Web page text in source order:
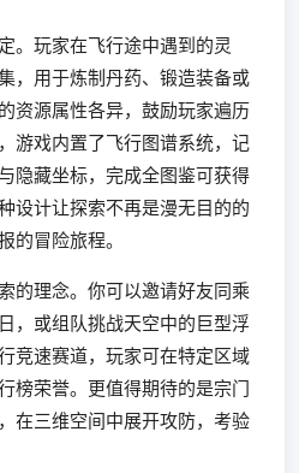
。玩家在飞行途中遇到的灵
，用于炼制丹药、锻造装备或
资源属性各异，鼓励玩家遍历
游戏内置了飞行图谱系统，记
隐藏坐标，完成全图鉴可获得
设计让探索不再是漫无目的的
的冒险旅程。
的理念。你可以邀请好友同乘
，或组队挑战天空中的巨型浮
竞速赛道，玩家可在特定区域
榜荣誉。更值得期待的是宗门
在三维空间中展开攻防，考验